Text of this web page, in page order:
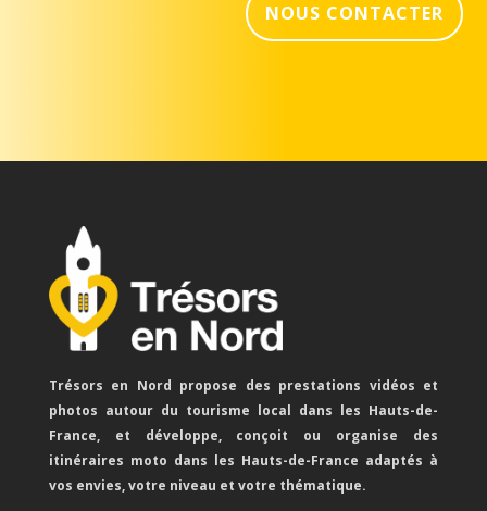
NOUS CONTACTER
Trésors en Nord propose des prestations vidéos et
photos autour du tourisme local dans les Hauts-de-
France, et développe, conçoit ou organise des
itinéraires moto dans les Hauts-de-France adaptés à
vos envies, votre niveau et votre thématique.